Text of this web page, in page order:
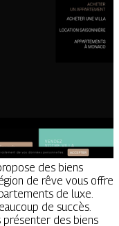
des biens
de rêve vous offre
de luxe.
de succès.
présenter des biens